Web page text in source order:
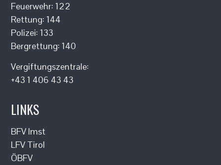
Feuerwehr: 122
Rettung: 144
Polizei: 133
Bergrettung: 140
Vergiftungszentrale:
+43 1 406 43 43
LINKS
BFV Imst
LFV Tirol
ÖBFV